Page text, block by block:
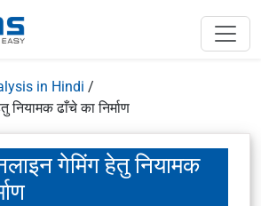
in Hindi /
ढाँचे का निर्माण
गेमिंग हेतु नियामक